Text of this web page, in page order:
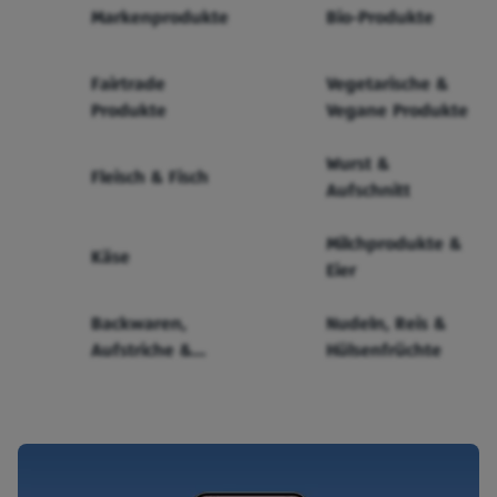
Markenprodukte Bio-Produkte
Fairtrade
Produkte
Vegetarische &
Vegane Produkte
Fleisch & Fisch
Wurst &
Aufschnitt
Käse
Milchprodukte &
Eier
Backwaren,
Aufstriche &
Nudeln, Reis &
Hülsenfrüchte